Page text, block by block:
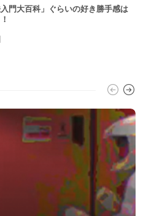
入門大百科」ぐらいの好き勝手感は